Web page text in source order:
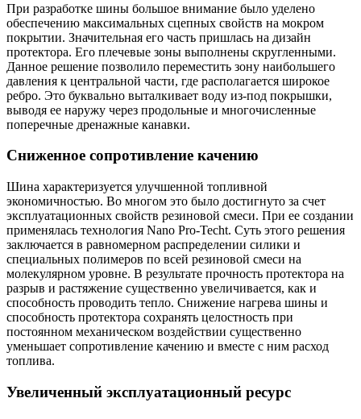
При разработке шины большое внимание было уделено
обеспечению максимальных сцепных свойств на мокром
покрытии. Значительная его часть пришлась на дизайн
протектора. Его плечевые зоны выполнены скругленными.
Данное решение позволило переместить зону наибольшего
давления к центральной части, где располагается широкое
ребро. Это буквально выталкивает воду из-под покрышки,
выводя ее наружу через продольные и многочисленные
поперечные дренажные канавки.
Сниженное сопротивление качению
Шина характеризуется улучшенной топливной
экономичностью. Во многом это было достигнуто за счет
эксплуатационных свойств резиновой смеси. При ее создании
применялась технология Nano Pro-Techt. Суть этого решения
заключается в равномерном распределении силики и
специальных полимеров по всей резиновой смеси на
молекулярном уровне. В результате прочность протектора на
разрыв и растяжение существенно увеличивается, как и
способность проводить тепло. Снижение нагрева шины и
способность протектора сохранять целостность при
постоянном механическом воздействии существенно
уменьшает сопротивление качению и вместе с ним расход
топлива.
Увеличенный эксплуатационный ресурс